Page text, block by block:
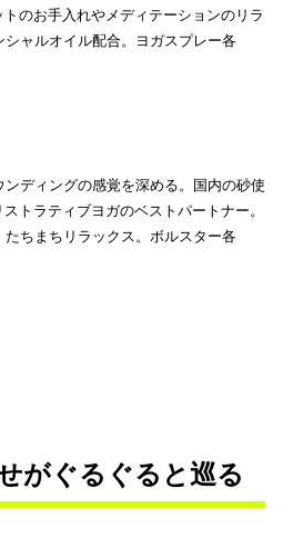
トのお手入れやメディテーションのリラ
ャルオイル配合。ヨガスプレー各
ディングの感覚を深める。国内の砂使
トラティブヨガのベストパートナー。
ちまちリラックス。ボルスター各
がぐるぐると巡る